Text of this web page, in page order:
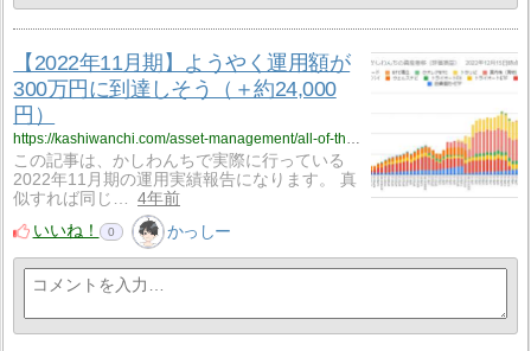
【2022年11月期】ようやく運用額が
300万円に到達しそう（＋約24,000
円）
https://kashiwanchi.com/asset-management/all-of-the-operational-report/%e3%80%902022%e5%b9%b411%e6%9c%88%e6%9c%9f%e3%80%91%e3%82%88%e3%81%86%e3%82%84%e3%81%8f%e9%81%8b%e7%94%a8%e9%a1%8d%e3%81%8c300%e4%b8%87%e5%86%86%e3%81%ab%e5%88%b0%e9%81%94%e3%81%97%e3%81%9d%e3%81%86/
この記事は、かしわんちで実際に行っている
2022年11月期の運用実績報告になります。 真
似すれば同じ…
4年前
いいね！
0 かっしー